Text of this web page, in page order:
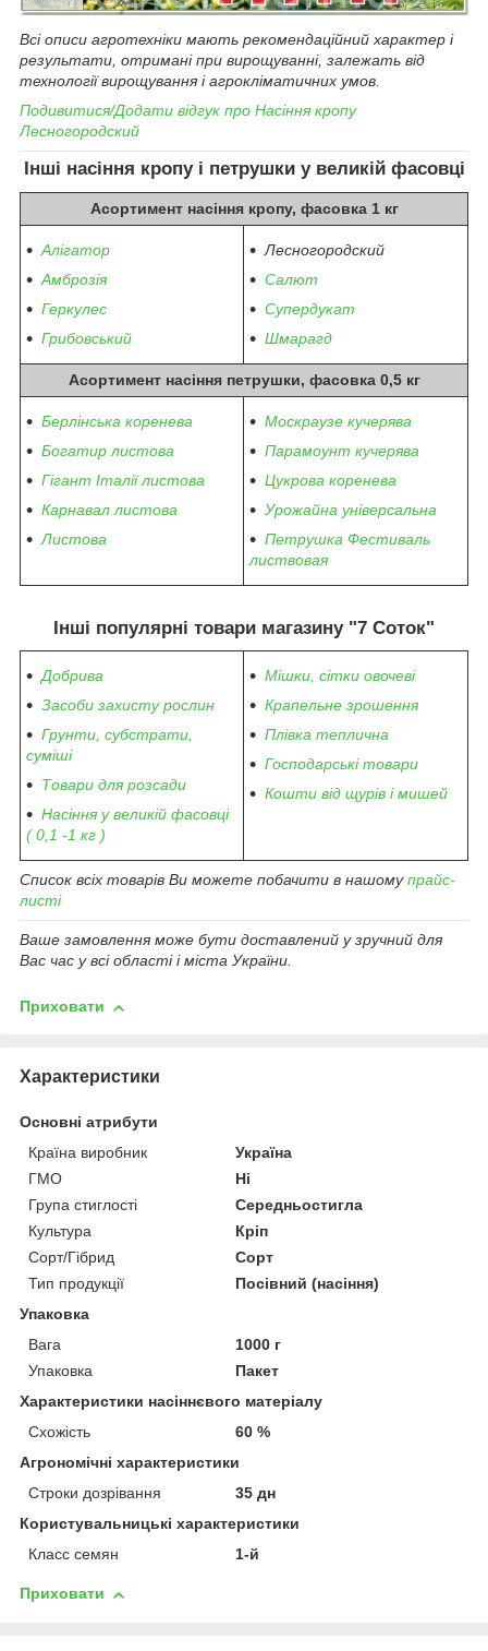
Всі описи агротехніки мають рекомендаційний характер і
результати, отримані при вирощуванні, залежать від
технології вирощування і агрокліматичних умов.
Подивитися/Додати відгук про Насіння кропу
Лесногородский
Інші насіння кропу і петрушки у великій фасовці
Асортимент насіння кропу, фасовка 1 кг
Алігатор
Амброзія
Геркулес
Грибовський
Лесногородский
Салют
Супердукат
Шмарагд
Асортимент насіння петрушки, фасовка 0,5 кг
Берлінська коренева
Богатир листова
Гігант Італії листова
Карнавал листова
Листова
Москраузе кучерява
Парамоунт кучерява
Цукрова коренева
Урожайна універсальна
Петрушка Фестиваль
листвовая
Інші популярні товари магазину "7 Соток"
Добрива
Засоби захисту рослин
Грунти, субстрати,
суміші
Товари для розсади
Насіння у великій фасовці
( 0,1 -1 кг )
Мішки, сітки овочеві
Крапельне зрошення
Плівка теплична
Господарські товари
Кошти від щурів і мишей
Список всіх товарів Ви можете побачити в нашомупрайс-
листі
Ваше замовлення може бути доставлений у зручний для
Вас час у всі області і міста України.
Приховати
Характеристики
Основні атрибути
Країна виробник
Україна
ГМО
Ні
Група стиглості
Середньостигла
Культура
Кріп
Сорт/Гібрид
Сорт
Тип продукції
Посівний (насіння)
Упаковка
Вага
1000 г
Упаковка
Пакет
Характеристики насіннєвого матеріалу
Схожість
60 %
Агрономічні характеристики
Строки дозрівання
35 дн
Користувальницькі характеристики
Класс семян
1-й
Приховати